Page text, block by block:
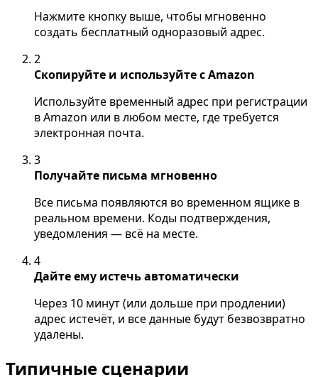
Нажмите кнопку выше, чтобы мгновенно
создать бесплатный одноразовый адрес.
2
Скопируйте и используйте с Amazon
Используйте временный адрес при регистрации
в Amazon или в любом месте, где требуется
электронная почта.
3
Получайте письма мгновенно
Все письма появляются во временном ящике в
реальном времени. Коды подтверждения,
уведомления — всё на месте.
4
Дайте ему истечь автоматически
Через 10 минут (или дольше при продлении)
адрес истечёт, и все данные будут безвозвратно
удалены.
Типичные сценарии